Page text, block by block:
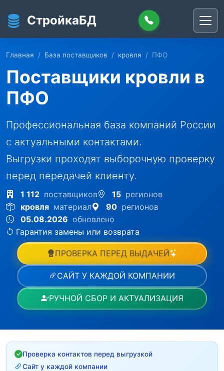
СтройкаБД
Главная База поставщиков кровля ПФО
Поставщики кровли в
ПФО
Профессиональная база компаний России
с актуальными контактами.
Выгрузки проходят выборочную проверку
перед передачей клиенту.
1 112 поставщиков 15 регионов
кровля материал 90 регионов
05.08.2026 обновлено
Гарантия замены или возврата
ПРОВЕРКА ПЕРЕД ВЫДАЧЕЙ
САЙТ У КАЖДОЙ КОМПАНИИ
РУЧНОЙ СБОР И АКТУАЛИЗАЦИЯ
Проверка контактов перед выгрузкой
Сайт у каждой компании